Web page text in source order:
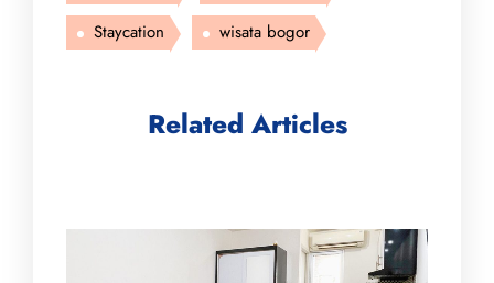
Staycation
wisata bogor
Related Articles